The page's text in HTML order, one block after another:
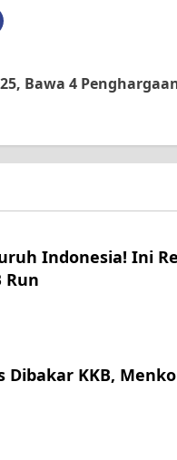
Bawa 4
Indonesia! Ini
Run
Dibakar KKB,